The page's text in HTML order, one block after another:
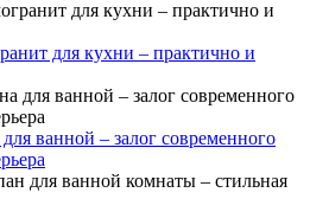
для кухни – практично и
ванной – залог современного